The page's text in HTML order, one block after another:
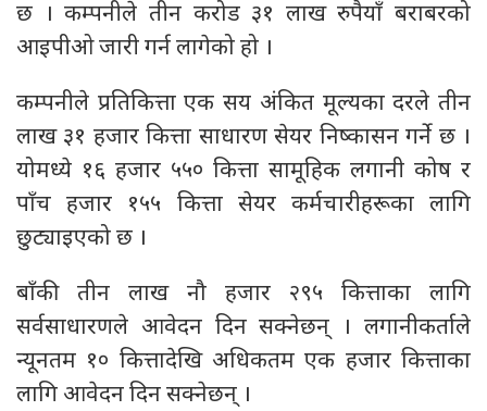
छ । कम्पनीले तीन करोड ३१ लाख रुपैयाँ बराबरको
आइपीओ जारी गर्न लागेको हो ।
कम्पनीले प्रतिकित्ता एक सय अंकित मूल्यका दरले तीन
लाख ३१ हजार कित्ता साधारण सेयर निष्कासन गर्ने छ ।
योमध्ये १६ हजार ५५० कित्ता सामूहिक लगानी कोष र
पाँच हजार १५५ कित्ता सेयर कर्मचारीहरूका लागि
छुट्याइएको छ ।
बाँकी तीन लाख नौ हजार २९५ कित्ताका लागि
सर्वसाधारणले आवेदन दिन सक्नेछन् । लगानीकर्ताले
न्यूनतम १० कित्तादेखि अधिकतम एक हजार कित्ताका
लागि आवेदन दिन सक्नेछन् ।